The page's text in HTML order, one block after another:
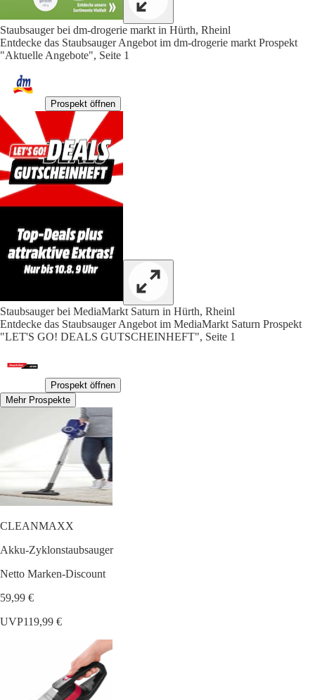
Staubsauger bei dm-drogerie markt in Hürth, Rheinl
Entdecke das Staubsauger Angebot im dm-drogerie markt Prospekt
"Aktuelle Angebote", Seite 1
Prospekt öffnen
Staubsauger bei MediaMarkt Saturn in Hürth, Rheinl
Entdecke das Staubsauger Angebot im MediaMarkt Saturn Prospekt
"LET'S GO! DEALS GUTSCHEINHEFT", Seite 1
Prospekt öffnen
Mehr Prospekte
CLEANMAXX
Akku-Zyklonstaubsauger
Netto Marken-Discount
59,99 €
UVP119,99 €